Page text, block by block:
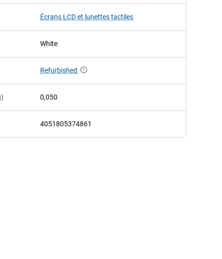
Écrans LCD et lunettes tactiles
White
Refurbished
0,050
4051805374861